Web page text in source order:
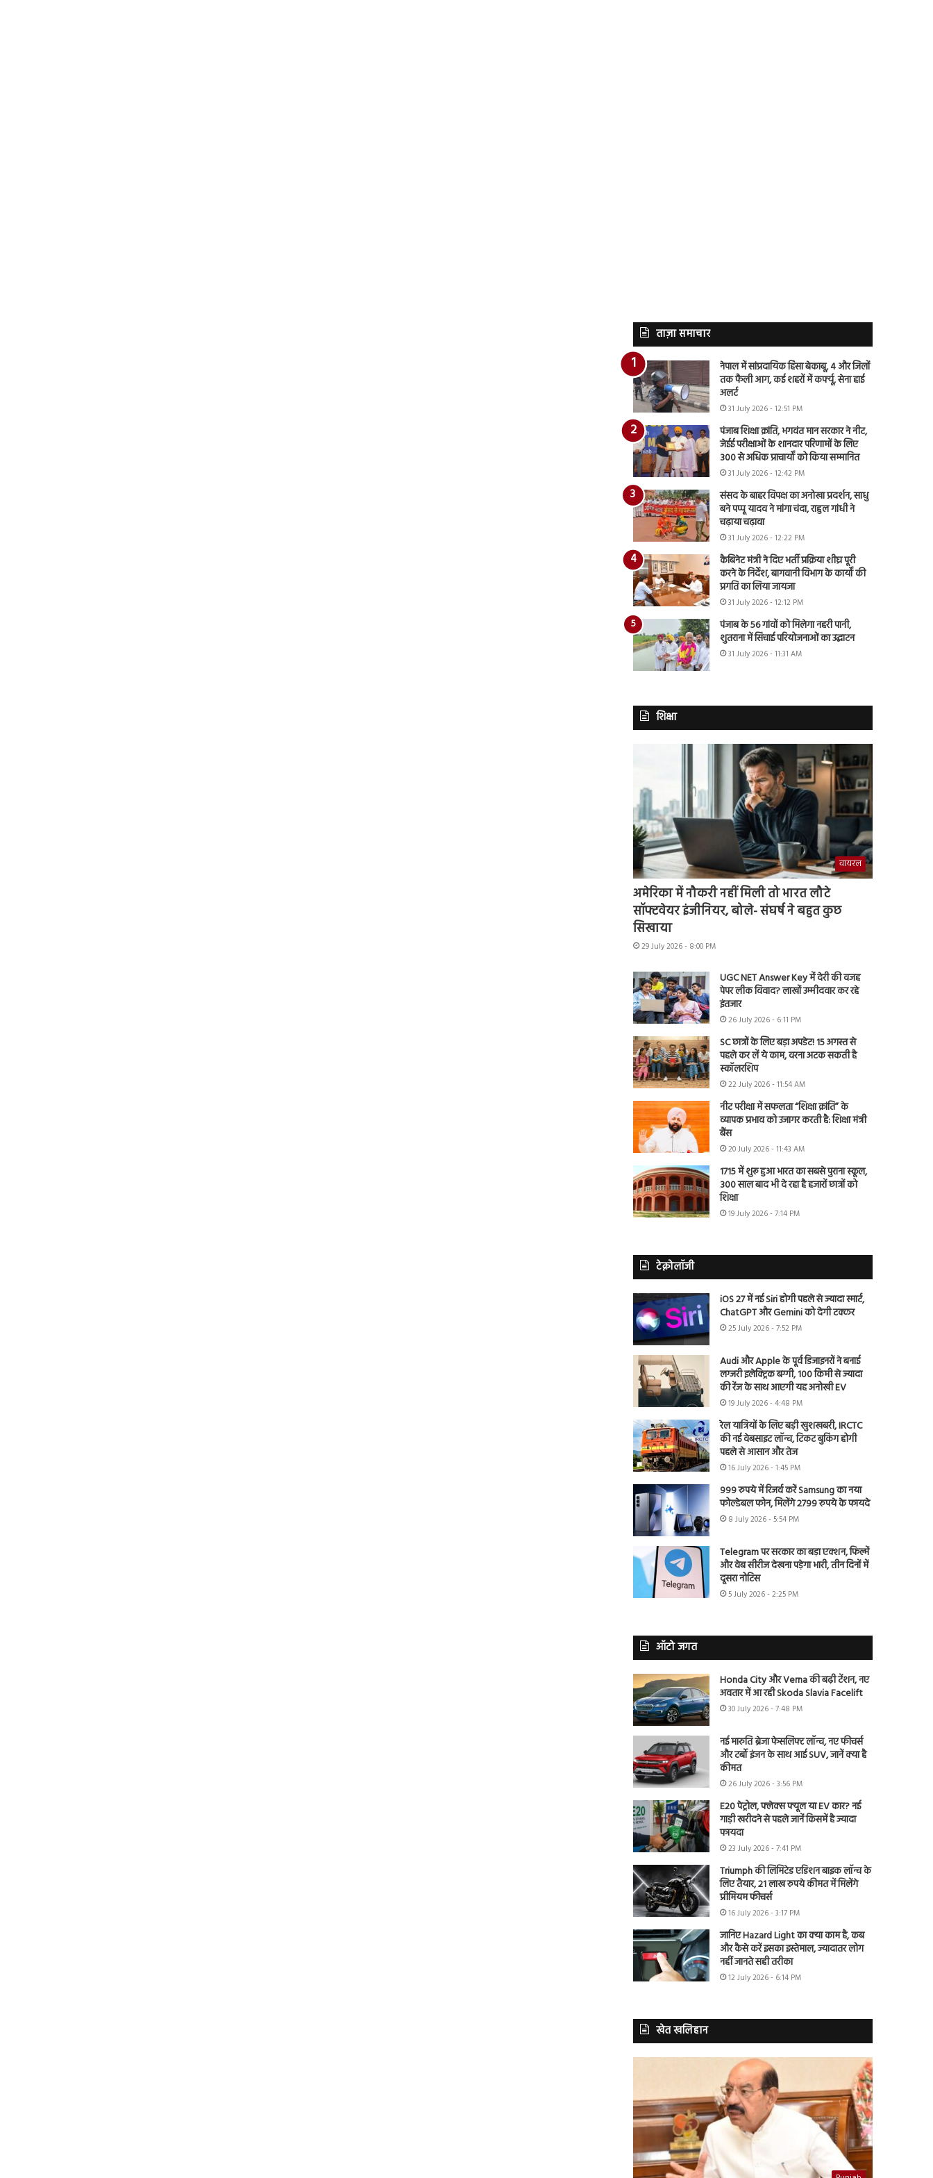
ताज़ा समाचार
नेपाल में सांप्रदायिक हिंसा बेकाबू, 4 और जिलों
तक फैली आग, कई शहरों में कर्फ्यू, सेना हाई
अलर्ट
31 July 2026 - 12:51 PM
पंजाब शिक्षा क्रांति, भगवंत मान सरकार ने नीट,
जेईई परीक्षाओं के शानदार परिणामों के लिए
300 से अधिक प्राचार्यों को किया सम्मानित
31 July 2026 - 12:42 PM
संसद के बाहर विपक्ष का अनोखा प्रदर्शन, साधु
बने पप्पू यादव ने मांगा चंदा, राहुल गांधी ने
चढ़ाया चढ़ावा
31 July 2026 - 12:22 PM
कैबिनेट मंत्री ने दिए भर्ती प्रक्रिया शीघ्र पूरी
करने के निर्देश, बागवानी विभाग के कार्यों की
प्रगति का लिया जायजा
31 July 2026 - 12:12 PM
पंजाब के 56 गांवों को मिलेगा नहरी पानी,
शुतराना में सिंचाई परियोजनाओं का उद्घाटन
31 July 2026 - 11:31 AM
शिक्षा
वायरल
अमेरिका में नौकरी नहीं मिली तो भारत लौटे
सॉफ्टवेयर इंजीनियर, बोले- संघर्ष ने बहुत कुछ
सिखाया
29 July 2026 - 8:00 PM
UGC NET Answer Key में देरी की वजह
पेपर लीक विवाद? लाखों उम्मीदवार कर रहे
इंतजार
26 July 2026 - 6:11 PM
SC छात्रों के लिए बड़ा अपडेट! 15 अगस्त से
पहले कर लें ये काम, वरना अटक सकती है
स्कॉलरशिप
22 July 2026 - 11:54 AM
नीट परीक्षा में सफलता “शिक्षा क्रांति” के
व्यापक प्रभाव को उजागर करती है: शिक्षा मंत्री
बैंस
20 July 2026 - 11:43 AM
1715 में शुरू हुआ भारत का सबसे पुराना स्कूल,
300 साल बाद भी दे रहा है हजारों छात्रों को
शिक्षा
19 July 2026 - 7:14 PM
टेक्नोलॉजी
iOS 27 में नई Siri होगी पहले से ज्यादा स्मार्ट,
ChatGPT और Gemini को देगी टक्कर
25 July 2026 - 7:52 PM
Audi और Apple के पूर्व डिजाइनरों ने बनाई
लग्जरी इलेक्ट्रिक बग्गी, 100 किमी से ज्यादा
की रेंज के साथ आएगी यह अनोखी EV
19 July 2026 - 4:48 PM
रेल यात्रियों के लिए बड़ी खुशखबरी, IRCTC
की नई वेबसाइट लॉन्च, टिकट बुकिंग होगी
पहले से आसान और तेज
16 July 2026 - 1:45 PM
999 रुपये में रिजर्व करें Samsung का नया
फोल्डेबल फोन, मिलेंगे 2799 रुपये के फायदे
8 July 2026 - 5:54 PM
Telegram पर सरकार का बड़ा एक्शन, फिल्में
और वेब सीरीज देखना पड़ेगा भारी, तीन दिनों में
दूसरा नोटिस
5 July 2026 - 2:25 PM
ऑटो जगत
Honda City और Verna की बढ़ी टेंशन, नए
अवतार में आ रही Skoda Slavia Facelift
30 July 2026 - 7:48 PM
नई मारुति ब्रेजा फेसलिफ्ट लॉन्च, नए फीचर्स
और टर्बो इंजन के साथ आई SUV, जानें क्या है
कीमत
26 July 2026 - 3:56 PM
E20 पेट्रोल, फ्लेक्स फ्यूल या EV कार? नई
गाड़ी खरीदने से पहले जानें किसमें है ज्यादा
फायदा
23 July 2026 - 7:41 PM
Triumph की लिमिटेड एडिशन बाइक लॉन्च के
लिए तैयार, 21 लाख रुपये कीमत में मिलेंगे
प्रीमियम फीचर्स
16 July 2026 - 3:17 PM
जानिए Hazard Light का क्या काम है, कब
और कैसे करें इसका इस्तेमाल, ज्यादातर लोग
नहीं जानते सही तरीका
12 July 2026 - 6:14 PM
खेत खलिहान